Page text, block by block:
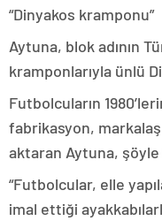
“Dinyakos kramponu”
Aytuna, blok adının
kramponlarıyla ünlü
Futbolcuların
fabrikasyon,
aktaran Aytuna,
“Futbolcular, elle
imal ettiği